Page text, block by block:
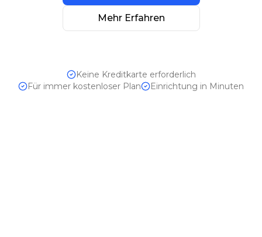
Mehr Erfahren
Keine Kreditkarte erforderlich
Für immer kostenloser Plan
Einrichtung in Minuten